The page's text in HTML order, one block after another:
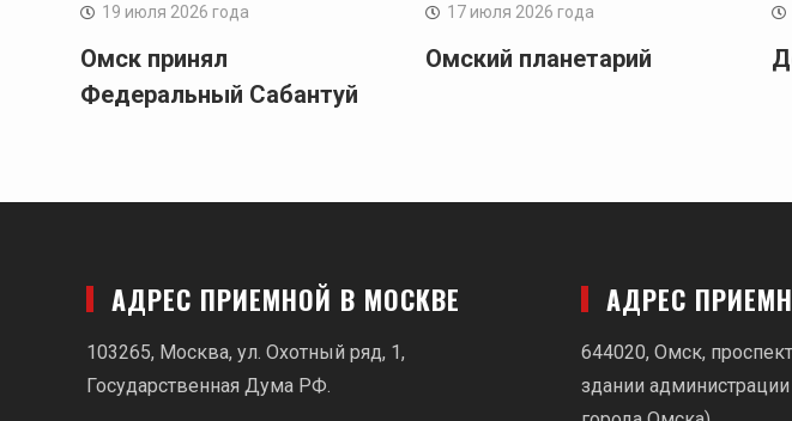
19 июля 2026 года
Омск принял
Федеральный Сабантуй
17 июля 2026 года
Омский планетарий
АДРЕС ПРИЕМНОЙ В МОСКВЕ
103265, Москва, ул. Охотный ряд, 1,
Государственная Дума РФ.
АДРЕС
644020, Омск,
здании